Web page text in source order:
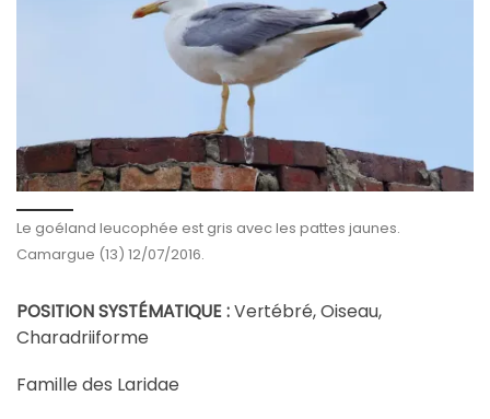
Le goéland leucophée est gris avec les pattes jaunes.
Camargue (13) 12/07/2016.
POSITION SYSTÉMATIQUE :Vertébré, Oiseau,
Charadriiforme
Famille des Laridae